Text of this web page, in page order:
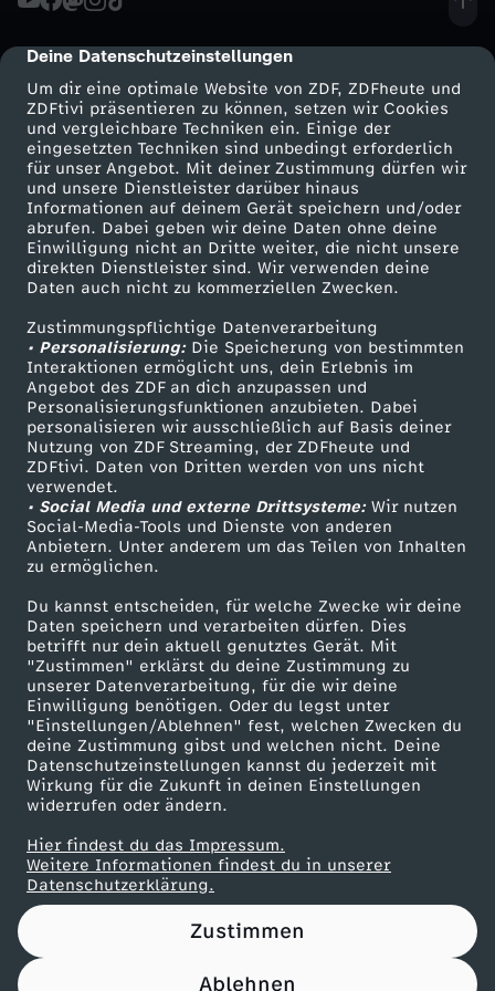
cmp-dialog-description
Deine Datenschutzeinstellungen
Um dir eine optimale Website von ZDF, ZDFheute und
ZDFtivi präsentieren zu können, setzen wir Cookies
und vergleichbare Techniken ein. Einige der
eingesetzten Techniken sind unbedingt erforderlich
für unser Angebot. Mit deiner Zustimmung dürfen wir
und unsere Dienstleister darüber hinaus
Informationen auf deinem Gerät speichern und/oder
abrufen. Dabei geben wir deine Daten ohne deine
Einwilligung nicht an Dritte weiter, die nicht unsere
direkten Dienstleister sind. Wir verwenden deine
Daten auch nicht zu kommerziellen Zwecken.
Zustimmungspflichtige Datenverarbeitung
• Personalisierung:Die Speicherung von bestimmten
Interaktionen ermöglicht uns, dein Erlebnis im
Angebot des ZDF an dich anzupassen und
Personalisierungsfunktionen anzubieten. Dabei
personalisieren wir ausschließlich auf Basis deiner
Nutzung von ZDF Streaming, der ZDFheute und
ZDFtivi. Daten von Dritten werden von uns nicht
verwendet.
• Social Media und externe Drittsysteme:Wir nutzen
Social-Media-Tools und Dienste von anderen
Anbietern. Unter anderem um das Teilen von Inhalten
zu ermöglichen.
Du kannst entscheiden, für welche Zwecke wir deine
Daten speichern und verarbeiten dürfen. Dies
betrifft nur dein aktuell genutztes Gerät. Mit
"Zustimmen" erklärst du deine Zustimmung zu
unserer Datenverarbeitung, für die wir deine
Einwilligung benötigen. Oder du legst unter
"Einstellungen/Ablehnen" fest, welchen Zwecken du
deine Zustimmung gibst und welchen nicht. Deine
Datenschutzeinstellungen kannst du jederzeit mit
Wirkung für die Zukunft in deinen Einstellungen
widerrufen oder ändern.
Hier findest du das Impressum.
Weitere Informationen findest du in unserer
Datenschutzerklärung.
Zustimmen
Ablehnen
e
a
m
el
u
m
M
i
l
l
i
a
r
d
e
n
:
W
e
m
g
e
M
2
0
2
6
o
r
t
h
i
s
-
m
e
h
r
a
l
s
F
u
l
l
y
w
o
o
d
i
k
a
-
T
r
a
u
m
u
n
d
W
i
r
k
l
i
a
l
l
-
L
e
g
e
n
d
e
n
y
s
H
a
m
u
r
g
e
n
,
F
u
ß
b
a
l
l
,
F
r
e
i
h
e
i
x
t
r
e
m
a
n
d
i
n
S
i
c
h
t
!
r
a
u
m
v
o
n
d
e
r
N
F
L
-
K
a
p
l
a
t
z
d
e
s
l
i
g
a
d
e
r
F
r
a
u
e
n
-
S
u
c
h
e
n
a
c
h
d
e
m
B
o
o
m
i
m
r
i
c
a
n
D
r
e
a
m
e
r
s
i
d
e
F
a
k
u
r
v
Mehr ZDF
ZDF-Apps
Smart TV
ZDFtext
Livestreams
Sendungen A-Z
TV-Programm
Service
ZDFmitreden
Kontakt zum ZDF
Tickets
Zuschauerservice
Hilfe
ZDF Unternehmen
Karriere
ZDF goes Schule
Werbefernsehen
Mainzelmännchen
Partner